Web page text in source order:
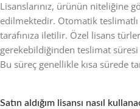
Lisanslarınız, ürünün niteliğine
edilmektedir. Otomatik
tarafınıza iletilir. Özel lisans
gerekebildiğinden teslimat
Bu süreç genellikle kısa sürede
Satın aldığım lisansı nasıl